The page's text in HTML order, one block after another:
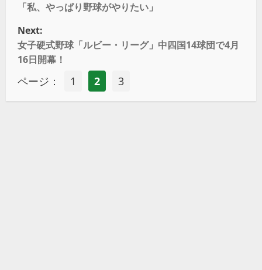
「私、やっぱり野球がやりたい」
Next:
女子硬式野球「ルビー・リーグ」中四国14球団で4月
16日開幕！
ページ： 1 2 3